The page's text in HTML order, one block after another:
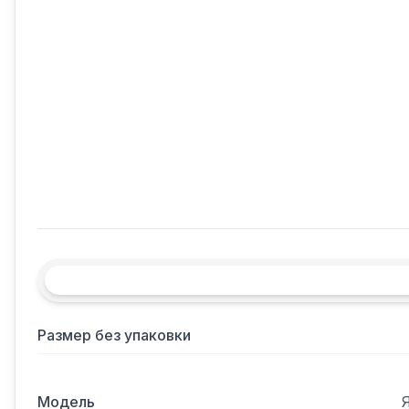
Размер без упаковки
Модель